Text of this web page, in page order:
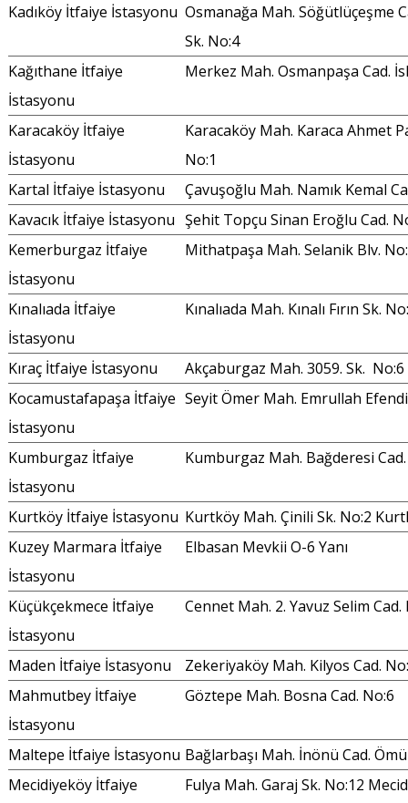
Kadıköy İtfaiye İstasyonu Osmanağa Mah. Söğütlüçeşme
Sk. No:4
Kağıthane İtfaiye
İstasyonu
Merkez Mah. Osmanpaşa Cad.
Karacaköy İtfaiye
İstasyonu
Karacaköy Mah. Karaca Ahmet
No:1
Kartal İtfaiye İstasyonu
Çavuşoğlu Mah. Namık Kemal
Kavacık İtfaiye İstasyonu Şehit Topçu Sinan Eroğlu Cad.
Kemerburgaz İtfaiye
İstasyonu
Mithatpaşa Mah. Selanik Blv.
Kınalıada İtfaiye
İstasyonu
Kınalıada Mah. Kınalı Fırın Sk.
Kıraç İtfaiye İstasyonu
Akçaburgaz Mah. 3059. Sk. No:6
Kocamustafapaşa İtfaiye
İstasyonu
Seyit Ömer Mah. Emrullah
Kumburgaz İtfaiye
İstasyonu
Kumburgaz Mah. Bağderesi
Kurtköy İtfaiye İstasyonu Kurtköy Mah. Çinili Sk. No:2
Kuzey Marmara İtfaiye
İstasyonu
Elbasan Mevkii O-6 Yanı
Küçükçekmece İtfaiye
İstasyonu
Cennet Mah. 2. Yavuz Selim Cad.
Maden İtfaiye İstasyonu
Zekeriyaköy Mah. Kilyos Cad.
Mahmutbey İtfaiye
İstasyonu
Göztepe Mah. Bosna Cad. No:6
Maltepe İtfaiye İstasyonu Bağlarbaşı Mah. İnönü Cad.
Mecidiyeköy İtfaiye
Fulya Mah. Garaj Sk. No:12